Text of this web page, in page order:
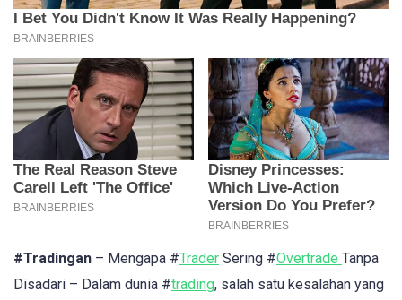
#Tradingan – Mengapa #Trader Sering #Overtrade Tanpa
Disadari – Dalam dunia #trading, salah satu kesalahan yang